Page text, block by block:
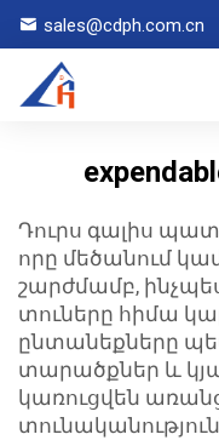
sales@cdph.com.cn
Դուրս գալիս
որը մեծանում
շարժմամբ,
տուները հիմա
ընտանեքները
տարածքներ և
կառուցվեն